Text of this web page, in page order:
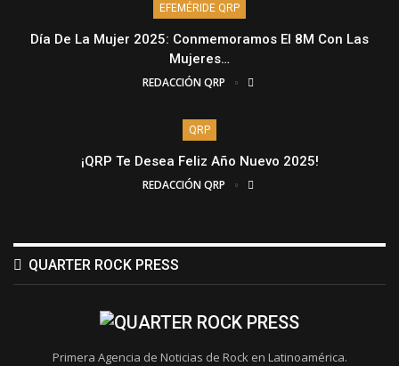
EFEMÉRIDE QRP
Día De La Mujer 2025: Conmemoramos El 8M Con Las
Mujeres…
REDACCIÓN QRP
QRP
¡QRP Te Desea Feliz Año Nuevo 2025!
REDACCIÓN QRP
QUARTER ROCK PRESS
Primera Agencia de Noticias de Rock en Latinoamérica.